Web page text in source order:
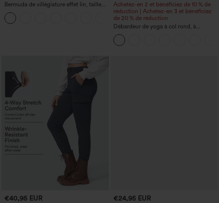
Bermuda de villégiature effet lin, taille
haute, ourlet roulotté, longueur 10'' avec
poches
+3
Achetez-en 2 et bénéficiez de 10 % de
réduction | Achetez-en 3 et bénéficiez
de 20 % de réduction
Débardeur de yoga à col rond, à
fronces, effet rafraîchissant - UPF50+
€40,95 EUR €24,95 EUR